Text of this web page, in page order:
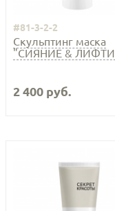
#81-3-2-2
Скульптинг маска
"СИЯНИЕ &
2 400 руб.